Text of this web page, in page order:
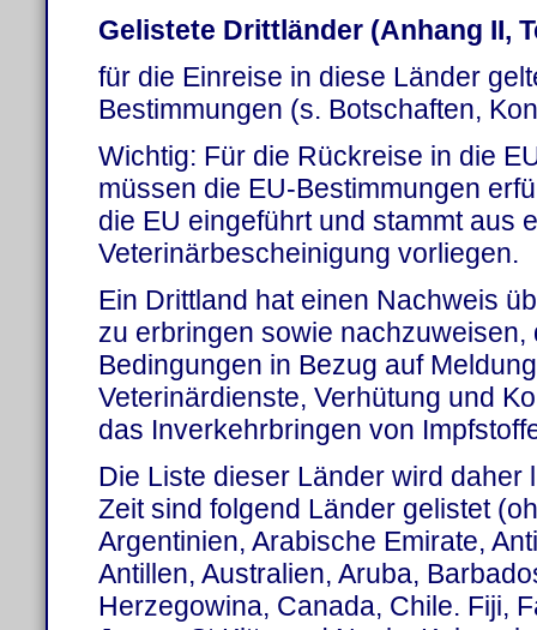
Gelistete Drittländer (Anhang II,
für die Einreise in diese Länder
Bestimmungen (s. Botschaften,
Wichtig: Für die Rückreise in die
müssen die EU-Bestimmungen
die EU eingeführt und stammt aus
Veterinärbescheinigung vorliegen.
Ein Drittland hat einen Nachweis
zu erbringen sowie nachzuweisen,
Bedingungen in Bezug auf
Veterinärdienste, Verhütung und
das Inverkehrbringen von
Die Liste dieser Länder wird daher
Zeit sind folgend Länder gelistet
Argentinien, Arabische Emirate,
Antillen, Australien, Aruba,
Herzegowina, Canada, Chile. Fiji,